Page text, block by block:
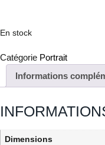
En stock
Catégorie Portrait
Informations
Dimensions